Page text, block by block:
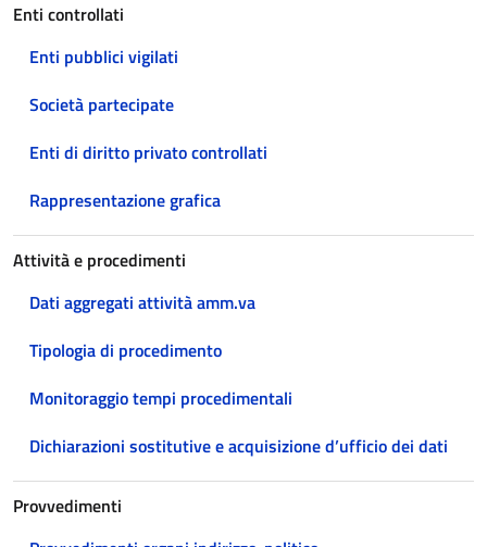
Enti controllati
Enti pubblici vigilati
Società partecipate
Enti di diritto privato controllati
Rappresentazione grafica
Attività e procedimenti
Dati aggregati attività amm.va
Tipologia di procedimento
Monitoraggio tempi procedimentali
Dichiarazioni sostitutive e acquisizione d’ufficio dei dati
Provvedimenti